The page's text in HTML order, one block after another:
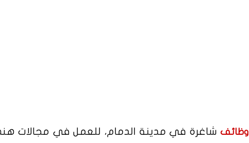
وظائفشاغرة في مدينة الدمام، للعمل في مجالات